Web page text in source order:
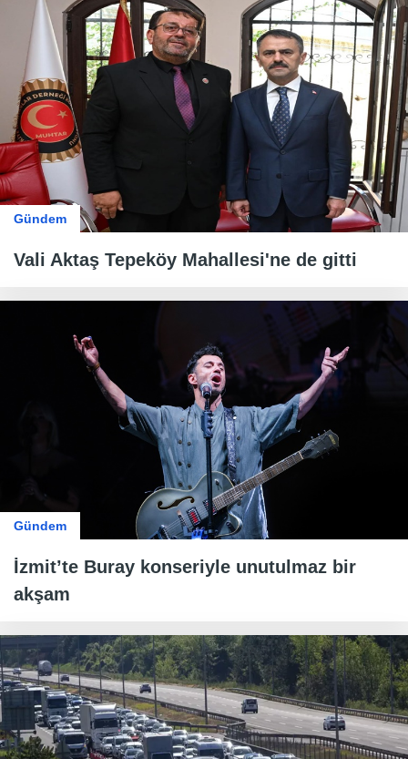
Gündem
Vali Aktaş Tepeköy Mahallesi'ne de gitti
Gündem
İzmit’te Buray konseriyle unutulmaz bir
akşam